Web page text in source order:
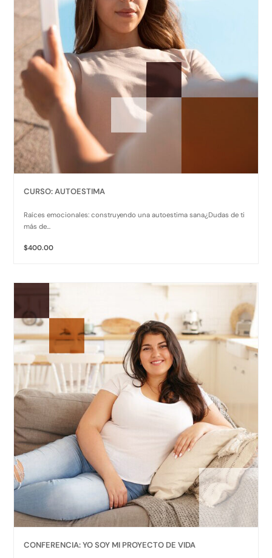
CURSO: AUTOESTIMA
Raíces emocionales: construyendo una autoestima sana¿Dudas de ti
más de...
$400.00
CONFERENCIA: YO SOY MI PROYECTO DE VIDA